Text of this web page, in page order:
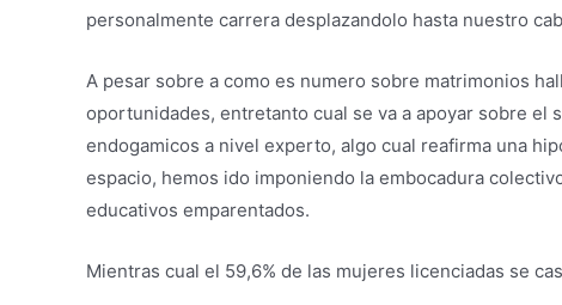
personalmente carrera desplazandolo hasta nuestro
A pesar sobre a como es numero sobre matrimonios
oportunidades, entretanto cual se va a apoyar sobre el
endogamicos a nivel experto, algo cual reafirma una
espacio, hemos ido imponiendo la embocadura
educativos emparentados.
Mientras cual el 59,6% de las mujeres licenciadas se